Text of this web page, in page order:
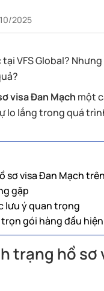
2025
VFS Global?
visa Đan Mạch một
lo lắng trong quá
visa Đan Mạch
gặp
lưu ý quan trọng
gói hàng đầu
trạng hồ sơ